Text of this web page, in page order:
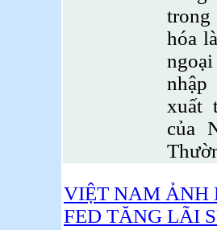
trong
hóa
xuất
của
VIỆT NAM ẢNH
FED TĂNG LÃI